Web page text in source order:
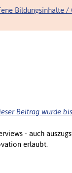
Bildungsinhalte /
Beitrag wurde
- auch
erlaubt.